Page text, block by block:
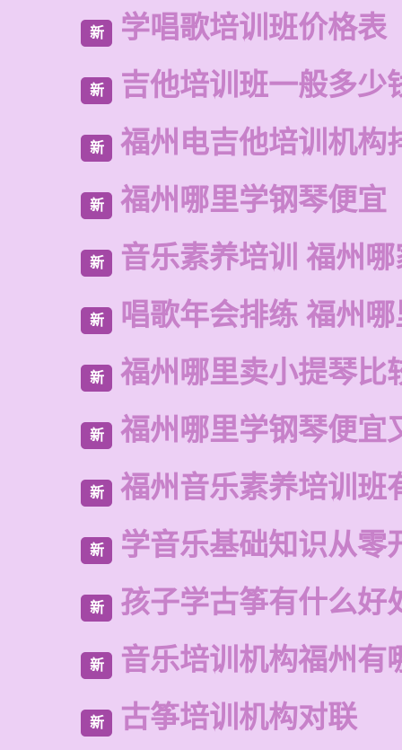
新 学唱歌培训班价格表
新 吉他培训班一般多少
新 福州电吉他培训机构
新 福州哪里学钢琴便宜
新 音乐素养培训 福州
新 唱歌年会排练 福州
新 福州哪里卖小提琴比
新 福州哪里学钢琴便宜
新 福州音乐素养培训班
新 学音乐基础知识从零
新 孩子学古筝有什么好
新 音乐培训机构福州有
新 古筝培训机构对联